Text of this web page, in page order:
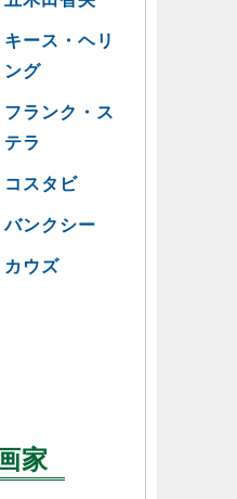
キース・ヘリ
ング
フランク・ス
テラ
コスタビ
バンクシー
カウズ
家